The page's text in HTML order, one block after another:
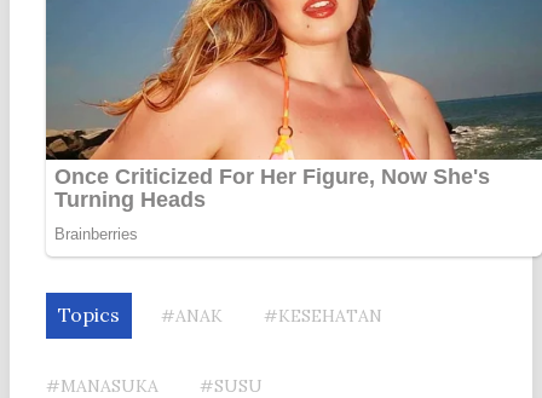
Topics #ANAK #KESEHATAN
#MANASUKA #SUSU